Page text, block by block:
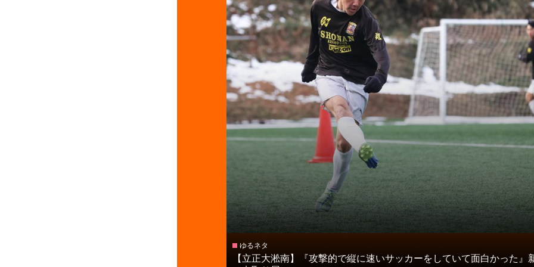
ゆるネタ
【立正大淞南】『攻撃的で縦に速いサッカーをしていて面白かった』